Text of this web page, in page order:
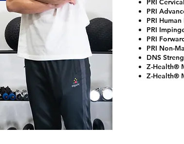
PRI
PRI
PRI
PRI
PRI
PRI Non-
DNS
Z-Health®
Z-Health®